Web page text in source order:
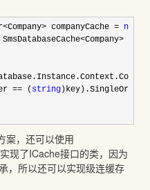
<Company> companyCache= n
SmsDatabaseCache<Company>
== ( string )key).SingleOr
案，还可以使用
现了ICache接口的类，因为
，所以还可以实现级连缓存